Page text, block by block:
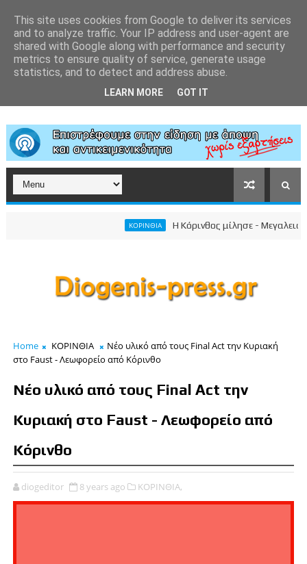
ΚΟΡΙΝΘΙΑ Η Κόρινθος μίλησε - Μεγαλειώδης
Home ΚΟΡΙΝΘΙΑ
Νέο υλικό από τους Final Act την Κυριακή
στο Faust - Λεωφορείο από Κόρινθο
Νέο υλικό από τους Final Act την
Κυριακή στο Faust - Λεωφορείο από
Κόρινθο
diogeditor 8 years ago ΚΟΡΙΝΘΙΑ,
This site uses cookies from Google to deliver its services
and to analyze traffic. Your IP address and user-agent are
shared with Google along with performance and security
metrics to ensure quality of service, generate usage
statistics, and to detect and address abuse.
LEARN MORE GOT IT